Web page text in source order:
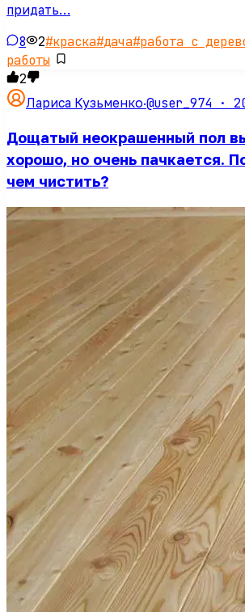
придать…
8 2#краска#дача#работа с
работы
2
Лариса Кузьменко·@user_974 ·
Дощатый неокрашенный пол
хорошо, но очень пачкается.
чем чистить?